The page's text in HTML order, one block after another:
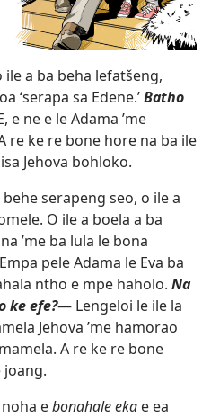
a ba beha lefatšeng,
‘serapa sa Edene.’Batho
e ne e le Adama ’me
re ke re bone hore na ba ile
Jehova bohloko.
behe serapeng seo, o ile a
O ile a boela a ba
’me ba lula le bona
pele Adama le Eva ba
ntho e mpe haholo. Na
ke efe?— Lengeloi le ile la
Jehova ’me hamorao
A re ke re bone
joang.
ebonahale eka e ea